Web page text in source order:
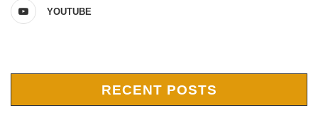
YOUTUBE
RECENT POSTS